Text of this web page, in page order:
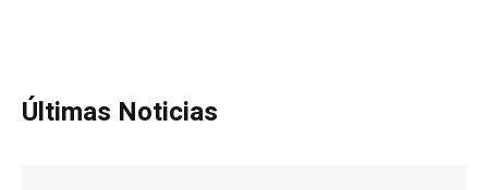
Últimas Noticias